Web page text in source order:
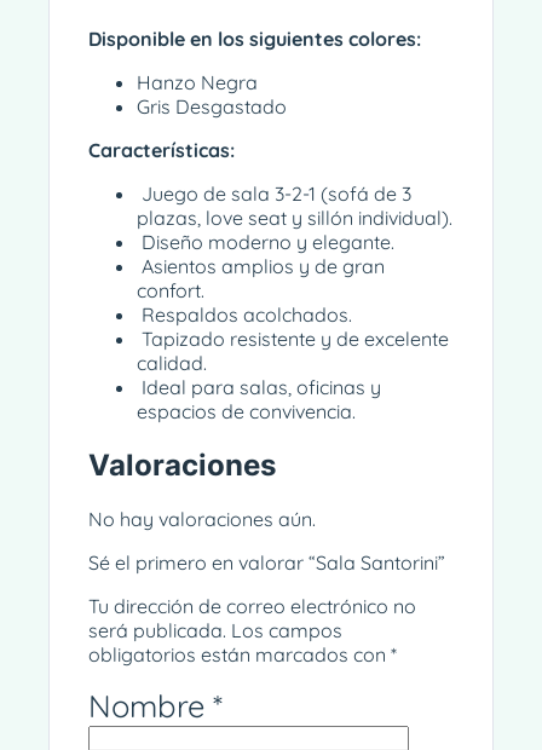
Disponible en los siguientes colores:
Hanzo Negra
Gris Desgastado
Características:
Juego de sala 3-2-1 (sofá de 3
plazas, love seat y sillón individual).
Diseño moderno y elegante.
Asientos amplios y de gran
confort.
Respaldos acolchados.
Tapizado resistente y de excelente
calidad.
Ideal para salas, oficinas y
espacios de convivencia.
Valoraciones
No hay valoraciones aún.
Sé el primero en valorar “Sala Santorini”
Tu dirección de correo electrónico no
será publicada. Los campos
obligatorios están marcados con *
Nombre *